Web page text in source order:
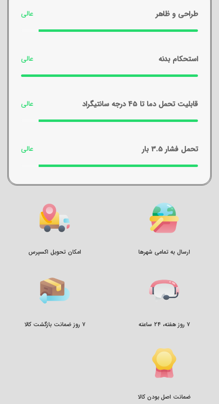
طراحی و ظاهر
استحکام بدنه
قابلیت تحمل دما تا 45 درجه سانتیگراد
تحمل فشار 3.5 بار
ارسال به تمامی شهرها امکان تحویل اکسپرس
۷ روز هفته، ۲۴ ساعته ۷ روز ضمانت بازگشت کالا
ضمانت اصل بودن کالا